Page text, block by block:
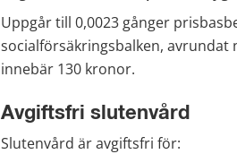
Uppgår till 0,0023 gånger
socialförsäkringsbalken,
innebär 130 kronor.
Avgiftsfri slutenvård
Slutenvård är avgiftsfri för: